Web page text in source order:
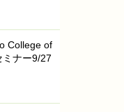
College of
ミナー9/27